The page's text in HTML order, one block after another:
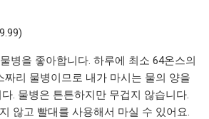
병을 좋아합니다. 하루에 최소 64온스의
짜리 물병이므로 내가 마시는 물의 양을
. 물병은 튼튼하지만 무겁지 않습니다.
않고 빨대를 사용해서 마실 수 있어요.